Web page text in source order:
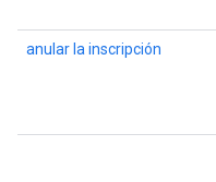
anular la inscripción